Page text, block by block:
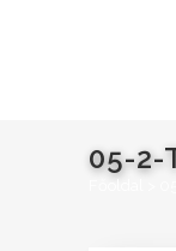
05-2-